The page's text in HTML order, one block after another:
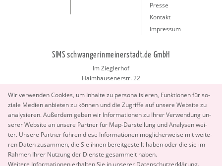
Wir ver­wen­den Coo­kies, um In­hal­te zu per­so­na­li­sie­ren, Funk­tio­nen für so­
zia­le Me­di­en an­bie­ten zu kön­nen und die Zu­grif­fe auf un­se­re Web­site zu
ana­ly­sie­ren. Au­ßer­dem geben wir In­for­ma­tio­nen zu Ihrer Ver­wen­dung un­
se­rer Web­site an un­se­re Part­ner für Map-Dar­stel­lung und Ana­ly­sen wei­
ter. Un­se­re Part­ner füh­ren diese In­for­ma­tio­nen mög­li­cher­wei­se mit wei­te­
ren Daten zu­sam­men, die Sie ihnen be­reit­ge­stellt haben oder die sie im
Rah­men Ihrer Nut­zung der Diens­te ge­sam­melt haben.
Wei­te­re In­for­ma­tio­nen er­hal­ten Sie in un­se­rer Da­ten­schut­z­er­klä­rung.
Presse
Kontakt
Impressum
SIMS schwangerinmeinerstadt.de GmbH
Im Zieglerhof
Haimhausenerstr. 22
info@schwangerinmeinerstadt.de
Copyright 2026 © SIMS schwangerinmeinerstadt.de GmbH.